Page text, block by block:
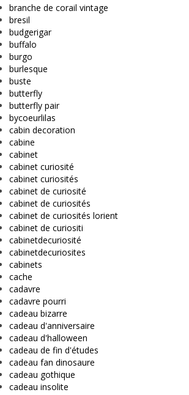
branche de corail vintage
bresil
budgerigar
buffalo
burgo
burlesque
buste
butterfly
butterfly pair
bycoeurlilas
cabin decoration
cabine
cabinet
cabinet curiosité
cabinet curiosités
cabinet de curiosité
cabinet de curiosités
cabinet de curiosités lorient
cabinet de curiositi
cabinetdecuriosité
cabinetdecuriosites
cabinets
cache
cadavre
cadavre pourri
cadeau bizarre
cadeau d'anniversaire
cadeau d'halloween
cadeau de fin d'études
cadeau fan dinosaure
cadeau gothique
cadeau insolite